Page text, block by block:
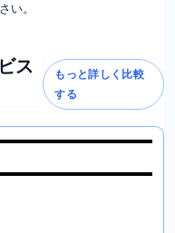
い。
ス
もっと詳しく比較
する